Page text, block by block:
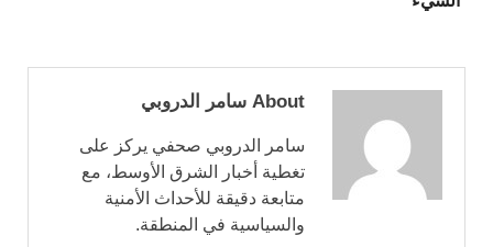
About سامر الدروبي
سامر الدروبي صحفي يركز على
تغطية أخبار الشرق الأوسط، مع
متابعة دقيقة للأحداث الأمنية
والسياسية في المنطقة.